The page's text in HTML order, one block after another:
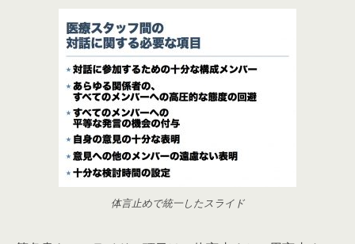
体言止めで統一したスライド